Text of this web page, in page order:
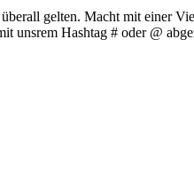
gelten. Macht mit einer
unsrem Hashtag # oder @